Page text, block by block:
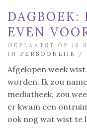
DAGBOEK:
EVEN
GEPLAATST OP 16
IN PERSOONLIJK /
Afgelopen week
worden. Ik zou
mediatheek, zou
er kwam een
ook nog wat wist te